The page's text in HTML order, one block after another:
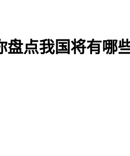
点我国将有哪